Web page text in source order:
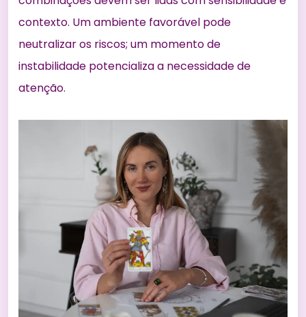
contexto. Um ambiente favorável pode
neutralizar os riscos; um momento de
instabilidade potencializa a necessidade de
atenção.